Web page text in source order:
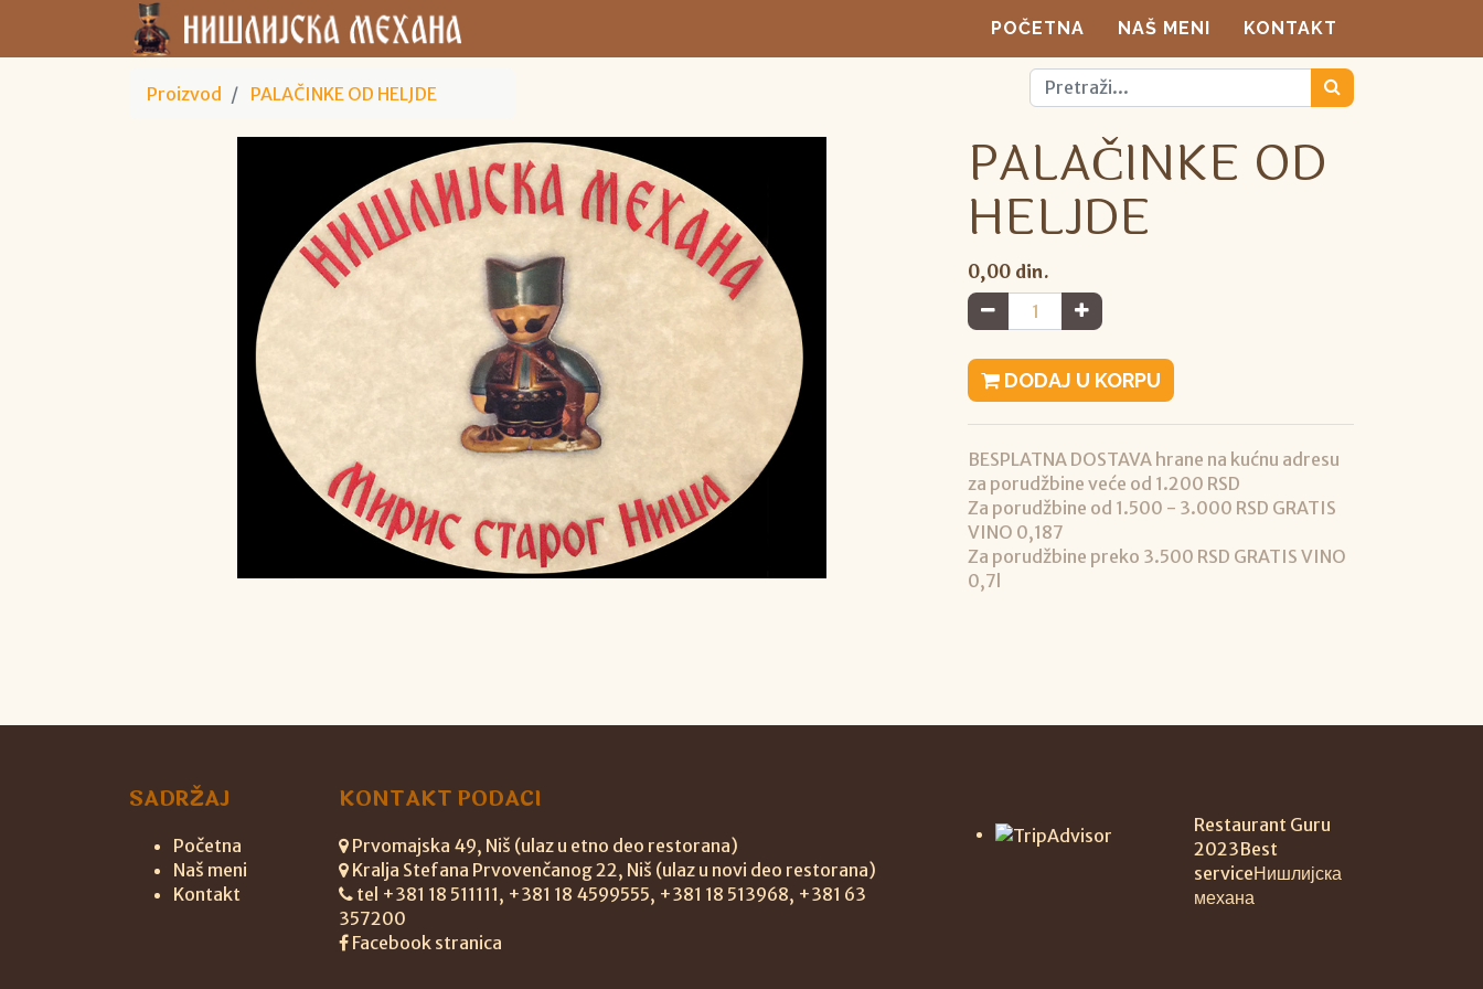
POČETNA NAŠ MENI KONTAKT
Proizvod PALAČINKE OD HELJDE
PALAČINKE OD
HELJDE
0,00 din.
DODAJ U KORPU
BESPLATNA DOSTAVA hrane na kućnu adresu
za porudžbine veće od 1.200 RSD
Za porudžbine od 1.500 - 3.000 RSD GRATIS
VINO 0,187
Za porudžbine preko 3.500 RSD GRATIS VINO
0,7l
SADRŽAJ
Početna
Naš meni
Kontakt
KONTAKT PODACI
Prvomajska 49, Niš (ulaz u etno deo restorana)
Kralja Stefana Prvovenčanog 22, Niš (ulaz u novi deo restorana)
tel +381 18 511111, +381 18 4599555, +381 18 513968, +381 63
357200
Facebook stranica
Restaurant Guru
2023Best
serviceНишлијска
механа